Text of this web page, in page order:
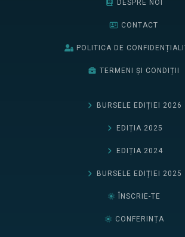
DESPRE NOI
CONTACT
POLITICA DE
TERMENI ȘI CONDIȚII
BURSELE EDIȚIEI 2026
EDIȚIA 2025
EDIȚIA 2024
BURSELE EDIȚIEI 2025
ÎNSCRIE-TE
CONFERINȚA